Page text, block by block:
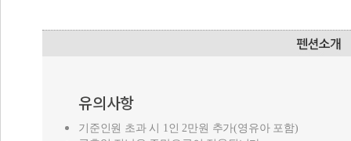
유의사항
기준인원 초과 시 1인 2만원 추가(영유아 포함)